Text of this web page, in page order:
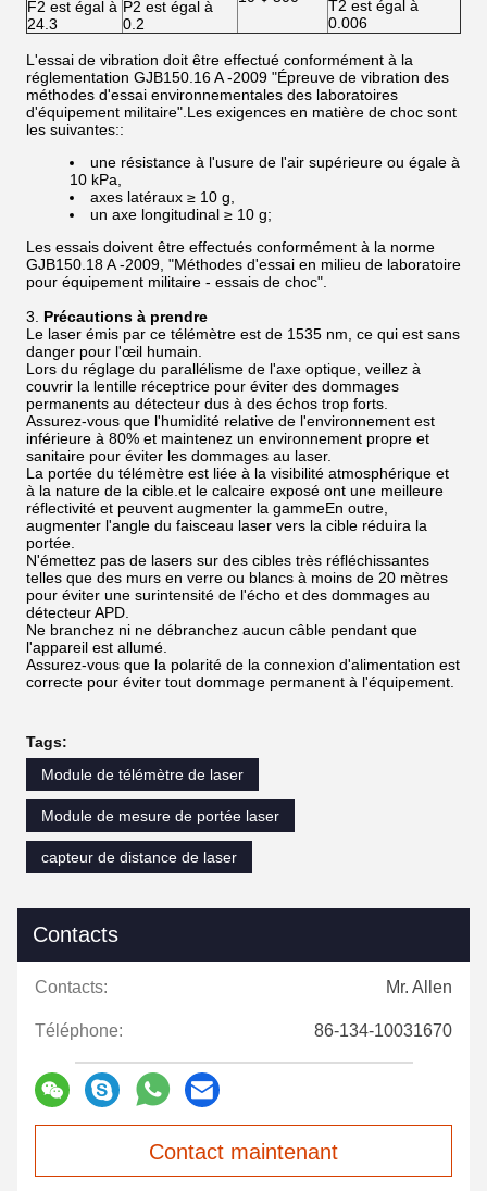
T2 est égal à
0.006
F2 est égal à
24.3
P2 est égal à
0.2
L'essai de vibration doit être effectué conformément à la
réglementation GJB150.16 A -2009 "Épreuve de vibration des
méthodes d'essai environnementales des laboratoires
d'équipement militaire".Les exigences en matière de choc sont
les suivantes::
une résistance à l'usure de l'air supérieure ou égale à
10 kPa,
axes latéraux ≥ 10 g,
un axe longitudinal ≥ 10 g;
Les essais doivent être effectués conformément à la norme
GJB150.18 A -2009, "Méthodes d'essai en milieu de laboratoire
pour équipement militaire - essais de choc".
Précautions à prendre
Le laser émis par ce télémètre est de 1535 nm, ce qui est sans
danger pour l'œil humain.
Lors du réglage du parallélisme de l'axe optique, veillez à
couvrir la lentille réceptrice pour éviter des dommages
permanents au détecteur dus à des échos trop forts.
Assurez-vous que l'humidité relative de l'environnement est
inférieure à 80% et maintenez un environnement propre et
sanitaire pour éviter les dommages au laser.
La portée du télémètre est liée à la visibilité atmosphérique et
à la nature de la cible.et le calcaire exposé ont une meilleure
réflectivité et peuvent augmenter la gammeEn outre,
augmenter l'angle du faisceau laser vers la cible réduira la
portée.
N'émettez pas de lasers sur des cibles très réfléchissantes
telles que des murs en verre ou blancs à moins de 20 mètres
pour éviter une surintensité de l'écho et des dommages au
détecteur APD.
Ne branchez ni ne débranchez aucun câble pendant que
l'appareil est allumé.
Assurez-vous que la polarité de la connexion d'alimentation est
correcte pour éviter tout dommage permanent à l'équipement.
Tags:
Module de télémètre de laser
Module de mesure de portée laser
capteur de distance de laser
Contacts
Contacts: Mr. Allen
Téléphone: 86-134-10031670
Contact maintenant